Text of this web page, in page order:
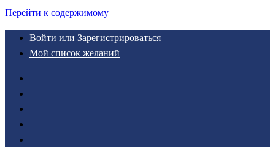
Перейти к содержимому
Войти или Зарегистрироваться
Мой список желаний